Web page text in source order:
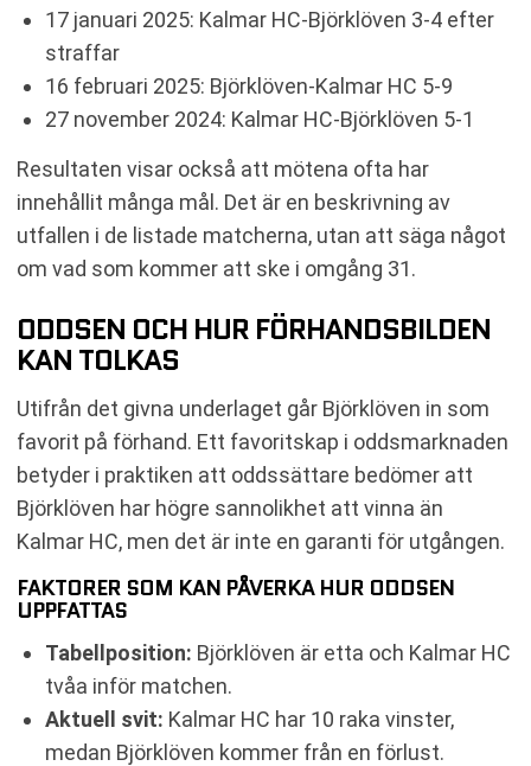
17 januari 2025: Kalmar HC-Björklöven 3-4 efter
straffar
16 februari 2025: Björklöven-Kalmar HC 5-9
27 november 2024: Kalmar HC-Björklöven 5-1
Resultaten visar också att mötena ofta har
innehållit många mål. Det är en beskrivning av
utfallen i de listade matcherna, utan att säga något
om vad som kommer att ske i omgång 31.
ODDSEN OCH HUR FÖRHANDSBILDEN
KAN TOLKAS
Utifrån det givna underlaget går Björklöven in som
favorit på förhand. Ett favoritskap i oddsmarknaden
betyder i praktiken att oddssättare bedömer att
Björklöven har högre sannolikhet att vinna än
Kalmar HC, men det är inte en garanti för utgången.
FAKTORER SOM KAN PÅVERKA HUR ODDSEN
UPPFATTAS
Tabellposition: Björklöven är etta och Kalmar HC
tvåa inför matchen.
Aktuell svit: Kalmar HC har 10 raka vinster,
medan Björklöven kommer från en förlust.